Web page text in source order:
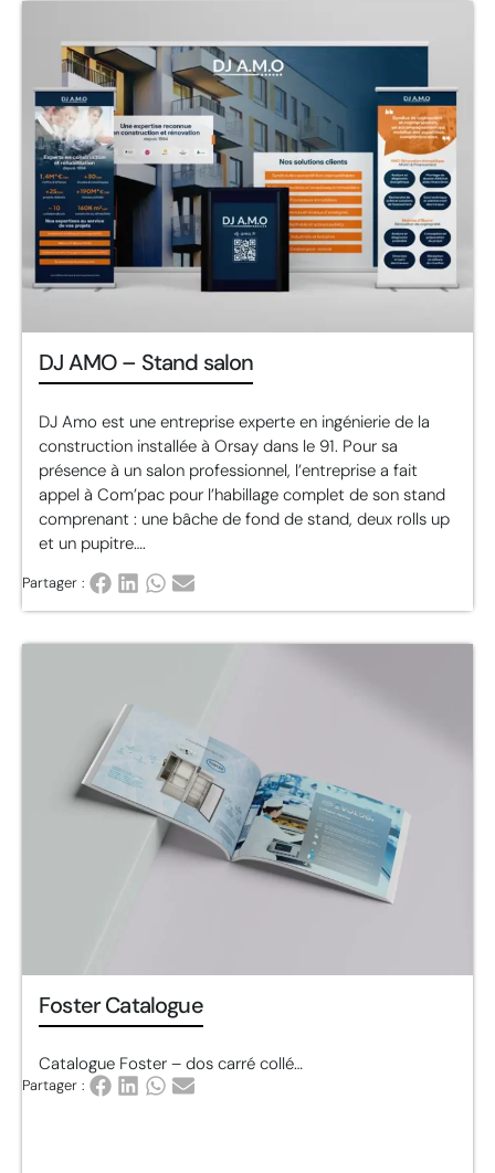
DJ AMO – Stand salon
DJ Amo est une entreprise experte en ingénierie de la
construction installée à Orsay dans le 91. Pour sa
présence à un salon professionnel, l’entreprise a fait
appel à Com’pac pour l’habillage complet de son stand
comprenant : une bâche de fond de stand, deux rolls up
et un pupitre….
Partager :
Foster Catalogue
Catalogue Foster – dos carré collé…
Partager :